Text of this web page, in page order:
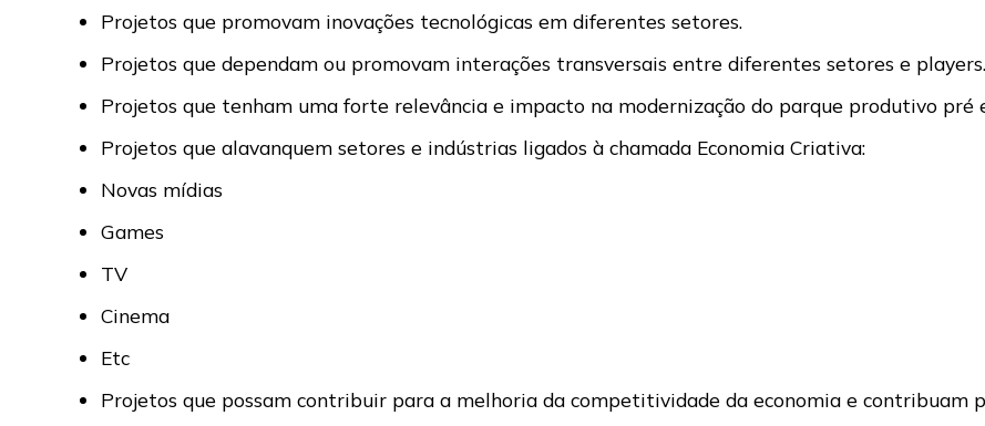
Projetos que promovam inovações tecnológicas em diferentes setores.
Projetos que dependam ou promovam interações transversais entre diferentes setores e players.
Projetos que tenham uma forte relevância e impacto na modernização do parque produtivo pré
Projetos que alavanquem setores e indústrias ligados à chamada Economia Criativa:
Novas mídias
Games
TV
Cinema
Etc
Projetos que possam contribuir para a melhoria da competitividade da economia e contribuam